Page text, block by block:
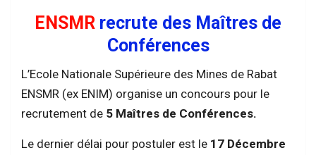
ENSMR recrute des Maîtres de
Conférences
L’Ecole Nationale Supérieure des Mines de Rabat
ENSMR (ex ENIM) organise un concours pour le
recrutement de 5 Maîtres de Conférences.
Le dernier délai pour postuler est le 17 Décembre